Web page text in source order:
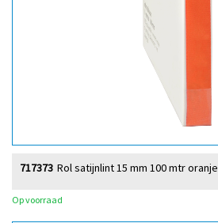
Rol satijnlint 15 mm 100 mtr oranje
717373
Op voorraad